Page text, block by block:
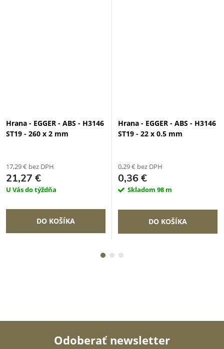
Hrana - EGGER - ABS - H3146
ST19 - 260 x 2 mm
17,29 € bez DPH
21,27 €
U Vás do týždňa
DO KOŠÍKA
Hrana - EGGER - ABS - H3146
ST19 - 22 x 0.5 mm
0,29 € bez DPH
0,36 €
Skladom 98 m
DO KOŠÍKA
Odoberať newsletter